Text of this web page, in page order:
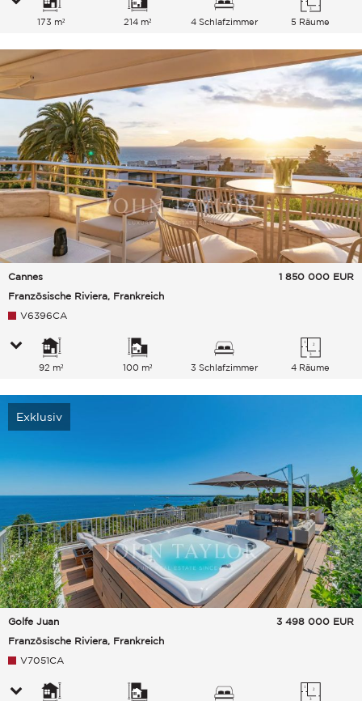
173 m² 214 m² 4 Schlafzimmer 5 Räume
Cannes
Französische Riviera, Frankreich
1 850 000 EUR
V6396CA
92 m² 100 m² 3 Schlafzimmer 4 Räume
Exklusiv
Golfe Juan
Französische Riviera, Frankreich
3 498 000 EUR
V7051CA